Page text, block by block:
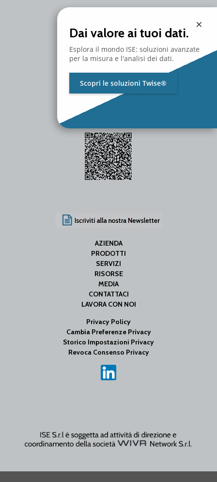
P.Iva / C.F. 01642060469
SDI Code: SUBM70N
AZIENDA
PRODOTTI
SERVIZI
RISORSE
MEDIA
CONTATTACI
LAVORA CON NOI
Privacy Policy
Cambia Preferenze Privacy
Storico Impostazioni Privacy
Revoca Consenso Privacy
×
Dai valore ai tuoi dati.
Esplora il mondo ISE: soluzioni avanzate
per la misura e l'analisi dei dati.
Scopri le soluzioni Twise®